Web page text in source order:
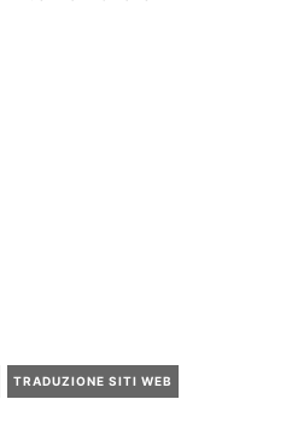
TRADUZIONE SITI WEB